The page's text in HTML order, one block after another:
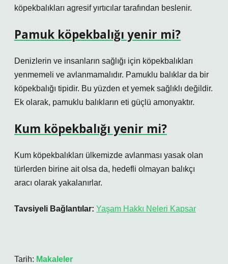
köpekbalıkları agresif yırtıcılar tarafından beslenir.
Pamuk köpekbalığı yenir mi?
Denizlerin ve insanların sağlığı için köpekbalıkları
yenmemeli ve avlanmamalıdır. Pamuklu balıklar da bir
köpekbalığı tipidir. Bu yüzden et yemek sağlıklı değildir.
Ek olarak, pamuklu balıkların eti güçlü amonyaktır.
Kum köpekbalığı yenir mi?
Kum köpekbalıkları ülkemizde avlanması yasak olan
türlerden birine ait olsa da, hedefli olmayan balıkçı
aracı olarak yakalanırlar.
Tavsiyeli Bağlantılar: Yaşam Hakkı Neleri Kapsar
Tarih: Makaleler